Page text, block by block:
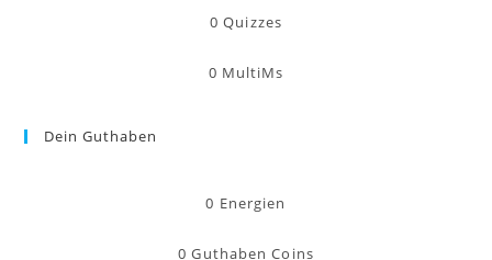
0 Quizzes
0 MultiMs
Dein Guthaben
0 Energien
0 Guthaben Coins